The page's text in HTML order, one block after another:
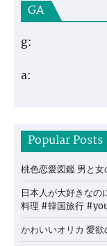
GA
g:
a:
Popular Posts
桃色恋愛図鑑 男と女
日本人が大好きな
料理 #韓国旅行
かわいいオリカ 愛欲